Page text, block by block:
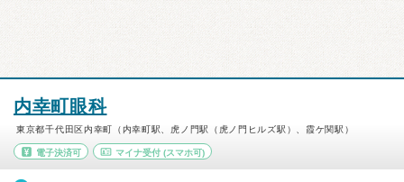
内幸町眼科
東京都千代田区内幸町（内幸町駅、虎ノ門駅（虎ノ門ヒルズ駅）、霞ケ関駅）
電子決済可 マイナ受付(スマホ可)